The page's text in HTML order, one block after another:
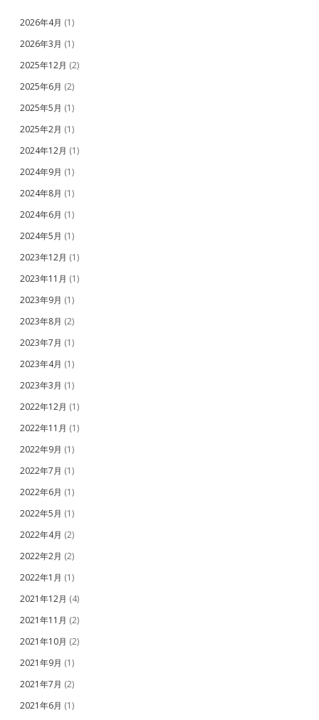
2026年4月 (1)
2026年3月 (1)
2025年12月 (2)
2025年6月 (2)
2025年5月 (1)
2025年2月 (1)
2024年12月 (1)
2024年9月 (1)
2024年8月 (1)
2024年6月 (1)
2024年5月 (1)
2023年12月 (1)
2023年11月 (1)
2023年9月 (1)
2023年8月 (2)
2023年7月 (1)
2023年4月 (1)
2023年3月 (1)
2022年12月 (1)
2022年11月 (1)
2022年9月 (1)
2022年7月 (1)
2022年6月 (1)
2022年5月 (1)
2022年4月 (2)
2022年2月 (2)
2022年1月 (1)
2021年12月 (4)
2021年11月 (2)
2021年10月 (2)
2021年9月 (1)
2021年7月 (2)
2021年6月 (1)